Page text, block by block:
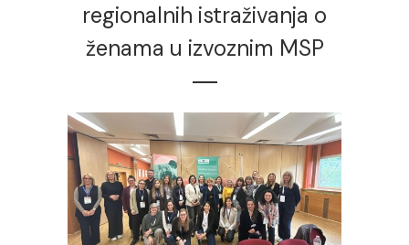
regionalnih istraživanja o
ženama u izvoznim MSP